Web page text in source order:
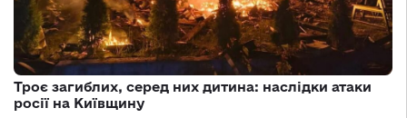
Троє загиблих, серед них дитина: наслідки атаки
росії на Київщину